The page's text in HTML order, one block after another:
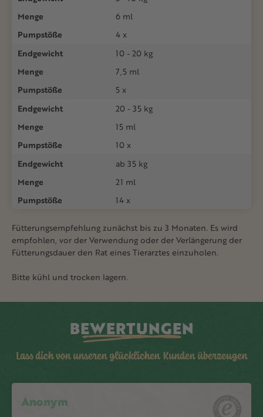
Menge
6 ml
Pumpstöße
4 x
Endgewicht
10 - 20 kg
Menge
7,5 ml
Pumpstöße
5 x
Endgewicht
20 - 35 kg
Menge
15 ml
Pumpstöße
10 x
Endgewicht
ab 35 kg
Menge
21 ml
Pumpstöße
14 x
Fütterungsempfehlung zunächst bis zu 3 Monaten. Es wird
empfohlen, vor der Verwendung oder der Verlängerung der
Fütterungsdauer den Rat eines Tierarztes einzuholen.
Bitte kühl und trocken lagern.
BEWERTUNGEN
Lass dich von unseren glücklichen Kunden überzeugen
Anonym